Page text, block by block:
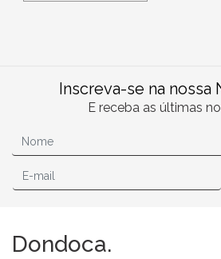
Inscreva-se na
E receba as últimas
Dondoca.